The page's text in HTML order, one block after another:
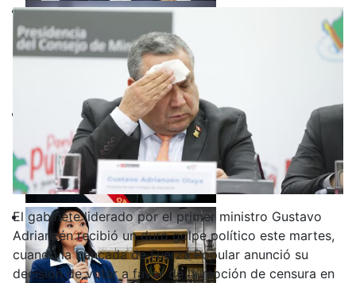
El gabinete liderado por el primer ministro Gustavo
Adrianzén recibió un duro golpe político este martes,
cuando la bancada de Fuerza Popular anunció su
decisión de votar a favor de la moción de censura en